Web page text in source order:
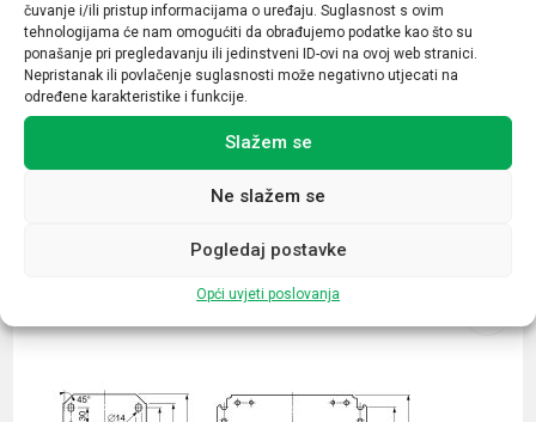
čuvanje i/ili pristup informacijama o uređaju. Suglasnost s ovim
tehnologijama će nam omogućiti da obrađujemo podatke kao što su
ponašanje pri pregledavanju ili jedinstveni ID-ovi na ovoj web stranici.
Nepristanak ili povlačenje suglasnosti može negativno utjecati na
određene karakteristike i funkcije.
Slažem se
Ne slažem se
Pogledaj postavke
Opći uvjeti poslovanja
Tip opreme
glava tipkala